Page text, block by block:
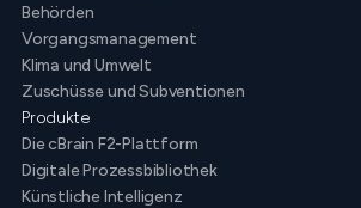
Behörden
Vorgangsmanagement
Klima und Umwelt
Zuschüsse und Subventionen
Produkte
Die cBrain F2-Plattform
Digitale Prozessbibliothek
Künstliche Intelligenz